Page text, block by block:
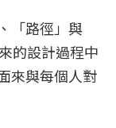
「路徑」與
的設計過程中
來與每個人對